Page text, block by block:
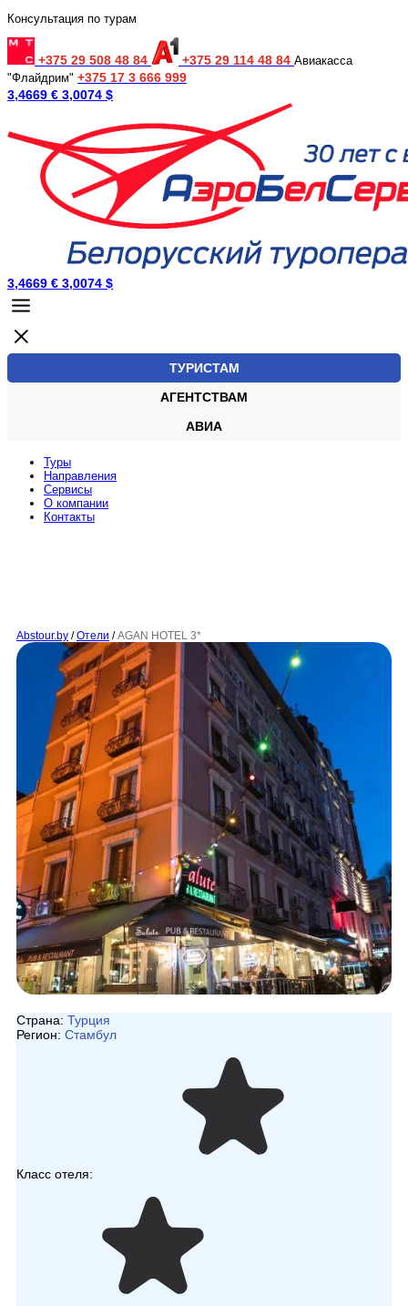
Консультация по турам
+375 29 508 48 84 +375 29 114 48 84 Авиакасса
"Флайдрим" +375 17 3 666 999
3,4669 € 3,0074 $
3,4669 € 3,0074 $
ТУРИСТАМ
АГЕНТСТВАМ
АВИА
Туры
Направления
Сервисы
O компании
Контакты
Abstour.by / Отели / AGAN HOTEL 3*
Страна: Турция
Регион: Стамбул
Класс отеля: